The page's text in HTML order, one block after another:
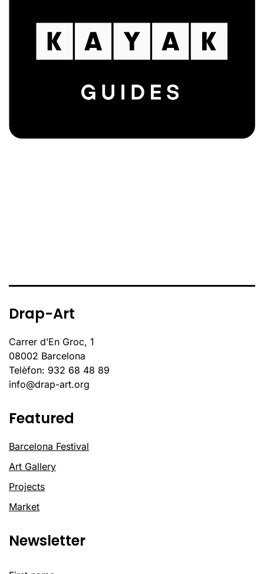
Drap-Art
Carrer d’En Groc, 1
08002 Barcelona
Telèfon: 932 68 48 89
info@drap-art.org
Featured
Barcelona Festival
Art Gallery
Projects
Market
Newsletter